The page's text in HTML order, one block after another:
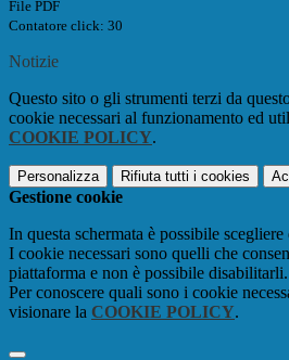
File PDF
Contatore click: 30
Notizie
Questo sito o gli strumenti terzi da
cookie necessari al funzionamento ed
COOKIE POLICY.
Personalizza Rifiuta tutti i cookies
Gestione cookie
In questa schermata è possibile
I cookie necessari sono quelli che
piattaforma e non è possibile disabilitarli.
Per conoscere quali sono i cookie
visionare la COOKIE POLICY.